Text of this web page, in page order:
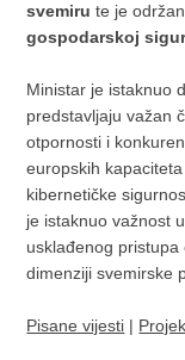
svemiru te je
gospodarskoj
Ministar je istaknuo
predstavljaju važan
otpornosti i
europskih
kibernetičke
je istaknuo važnost
usklađenog
dimenziji svemirske
Pisane vijesti |